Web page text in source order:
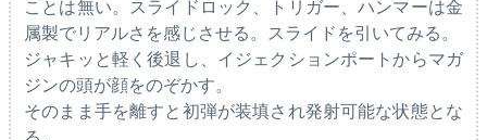
ことは無い。スライドロック、トリガー、ハンマーは金
属製でリアルさを感じさせる。スライドを引いてみる。
ジャキッと軽く後退し、イジェクションポートからマガ
ジンの頭が顔をのぞかす。
そのまま手を離すと初弾が装填され発射可能な状態とな